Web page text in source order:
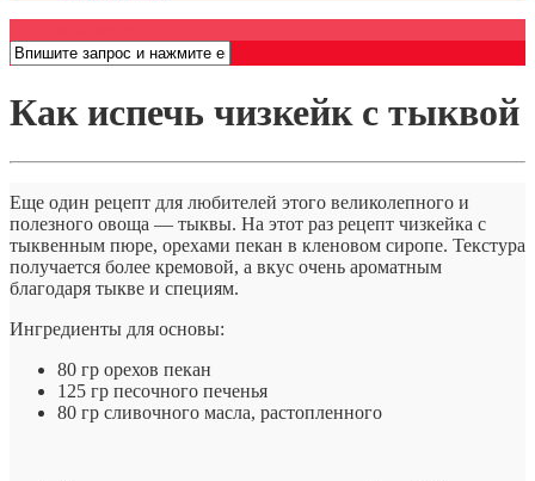
Как испечь чизкейк с тыквой
Еще один рецепт для любителей этого великолепного и
полезного овоща — тыквы. На этот раз рецепт чизкейка с
тыквенным пюре, орехами пекан в кленовом сиропе. Текстура
получается более кремовой, а вкус очень ароматным
благодаря тыкве и специям.
Ингредиенты для основы:
80 гр орехов пекан
125 гр песочного печенья
80 гр сливочного масла, растопленного